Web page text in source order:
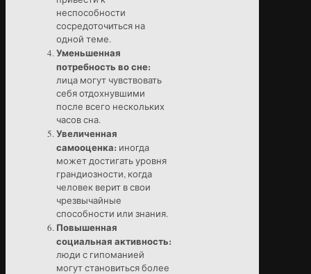
неспособности
сосредоточиться на
одной теме.
Уменьшенная
потребность во сне:
лица могут чувствовать
себя отдохнувшими
после всего нескольких
часов сна.
Увеличенная
самооценка: иногда
может достигать уровня
грандиозности, когда
человек верит в свои
чрезвычайные
способности или знания.
Повышенная
социальная активность:
люди с гипоманией
могут становиться более